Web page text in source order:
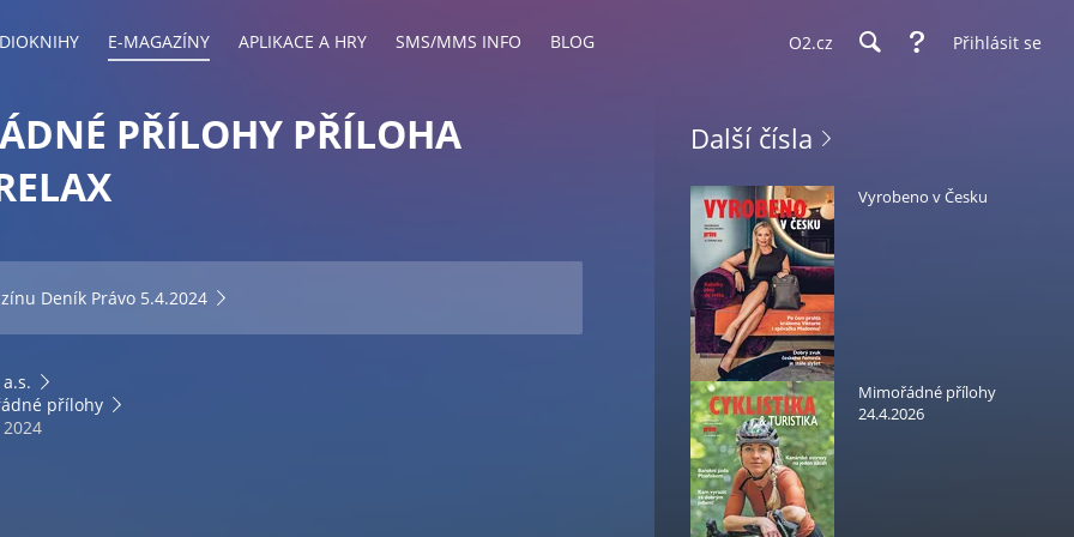
E-MAGAZÍNY APLIKACE A HRY SMS/MMS INFO BLOG O2.cz Přihlásit se
PŘÍLOHY PŘÍLOHA
Deník Právo 5.4.2024
přílohy
Další čísla
Vyrobeno v Česku
Mimořádné přílohy
24.4.2026